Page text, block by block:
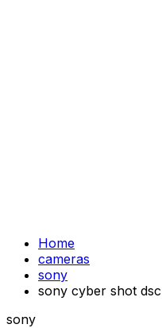
Home
cameras
sony
sony cyber shot
sony